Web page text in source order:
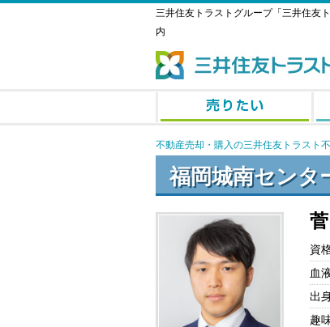
三井住友トラストグループ「三井住友
内
不動産売却・購入の三井住友トラスト
福岡城南センタ
資
血
出
趣